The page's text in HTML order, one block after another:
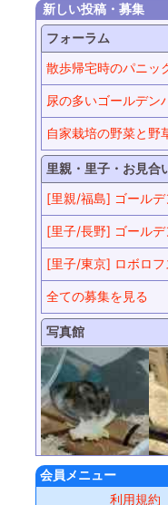
新しい投稿・募集
フォーラム
散歩帰宅時のパニッ
尿の多いゴールデン
自家栽培の野菜と野
里親・里子・お見合
[里親/福島] ゴールデ
[里子/長野] ゴール
[里子/東京] ロボロ
全ての募集を見る
写真館
会員メニュー
利用規約